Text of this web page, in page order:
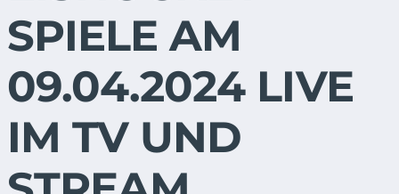
SPIELE AM
09.04.2024 LIVE
IM TV UND